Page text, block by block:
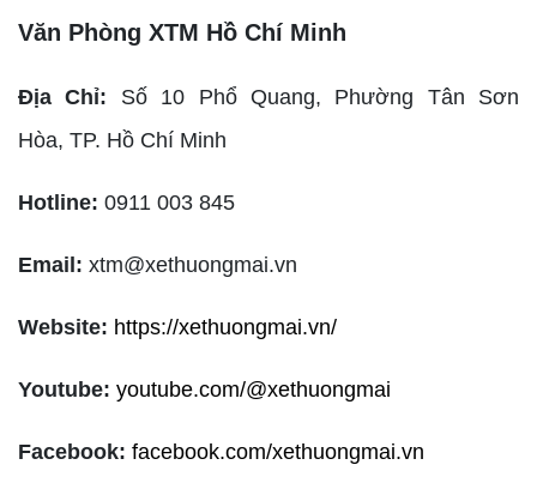
Văn Phòng XTM Hồ Chí Minh
Địa Chỉ: Số 10 Phổ Quang, Phường Tân Sơn
Hòa, TP. Hồ Chí Minh
Hotline: 0911 003 845
Email: xtm@xethuongmai.vn
Website: https://xethuongmai.vn/
Youtube: youtube.com/@xethuongmai
Facebook: facebook.com/xethuongmai.vn